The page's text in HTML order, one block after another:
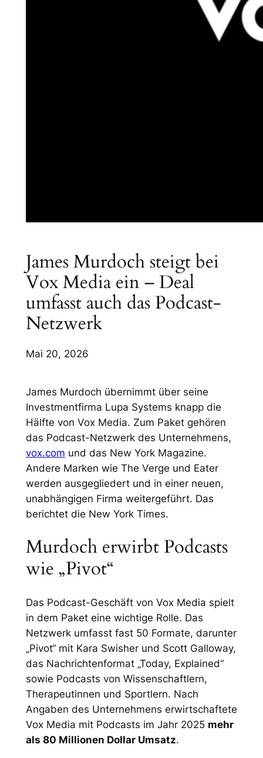
James Murdoch steigt bei
Vox Media ein – Deal
umfasst auch das Podcast-
Netzwerk
Mai 20, 2026
James Murdoch übernimmt über seine
Investmentfirma Lupa Systems knapp die
Hälfte von Vox Media. Zum Paket gehören
das Podcast-Netzwerk des Unternehmens,
vox.com und das New York Magazine.
Andere Marken wie The Verge und Eater
werden ausgegliedert und in einer neuen,
unabhängigen Firma weitergeführt. Das
berichtet die New York Times.
Murdoch erwirbt Podcasts
wie „Pivot“
Das Podcast-Geschäft von Vox Media spielt
in dem Paket eine wichtige Rolle. Das
Netzwerk umfasst fast 50 Formate, darunter
„Pivot“ mit Kara Swisher und Scott Galloway,
das Nachrichtenformat „Today, Explained“
sowie Podcasts von Wissenschaftlern,
Therapeutinnen und Sportlern. Nach
Angaben des Unternehmens erwirtschaftete
Vox Media mit Podcasts im Jahr 2025 mehr
als 80 Millionen Dollar Umsatz.